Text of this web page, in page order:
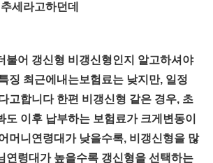
세라고하던데
불어 갱신형 비갱신형인지 알고하셔야
징 최근에내는보험료는 낮지만, 일정
고합니다 한편 비갱신형 같은 경우, 초
도 이후 납부하는 보험료가 크게변동이
머니연령대가 낮을수록, 비갱신형을 많
연령대가 높을수록 갱신형을 선택하는